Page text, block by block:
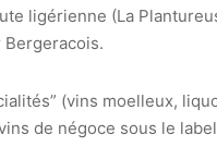
ligérienne (La
(vins moelleux,
de négoce sous le label